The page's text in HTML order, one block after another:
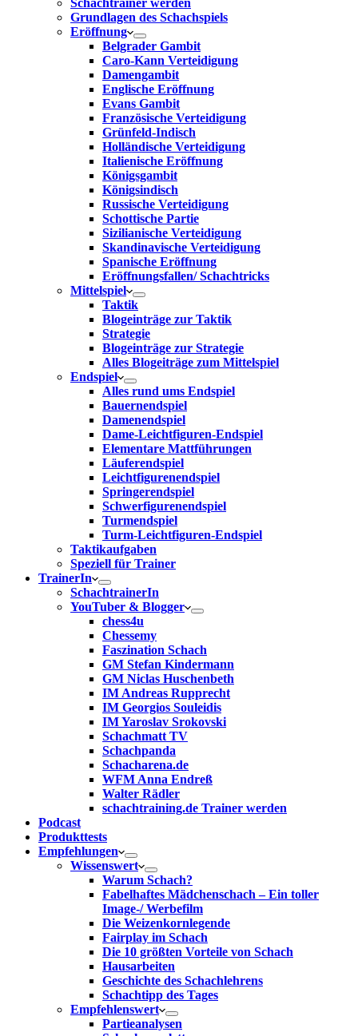
Schachtrainer werden
Grundlagen des Schachspiels
Eröffnung
Belgrader Gambit
Caro-Kann Verteidigung
Damengambit
Englische Eröffnung
Evans Gambit
Französische Verteidigung
Grünfeld-Indisch
Holländische Verteidigung
Italienische Eröffnung
Königsgambit
Königsindisch
Russische Verteidigung
Schottische Partie
Sizilianische Verteidigung
Skandinavische Verteidigung
Spanische Eröffnung
Eröffnungsfallen/ Schachtricks
Mittelspiel
Taktik
Blogeinträge zur Taktik
Strategie
Blogeinträge zur Strategie
Alles Blogeiträge zum Mittelspiel
Endspiel
Alles rund ums Endspiel
Bauernendspiel
Damenendspiel
Dame-Leichtfiguren-Endspiel
Elementare Mattführungen
Läuferendspiel
Leichtfigurenendspiel
Springerendspiel
Schwerfigurenendspiel
Turmendspiel
Turm-Leichtfiguren-Endspiel
Taktikaufgaben
Speziell für Trainer
TrainerIn
SchachtrainerIn
YouTuber & Blogger
chess4u
Chessemy
Faszination Schach
GM Stefan Kindermann
GM Niclas Huschenbeth
IM Andreas Rupprecht
IM Georgios Souleidis
IM Yaroslav Srokovski
Schachmatt TV
Schachpanda
Schacharena.de
WFM Anna Endreß
Walter Rädler
schachtraining.de Trainer werden
Podcast
Produkttests
Empfehlungen
Wissenswert
Warum Schach?
Fabelhaftes Mädchenschach – Ein toller
Image-/ Werbefilm
Die Weizenkornlegende
Fairplay im Schach
Die 10 größten Vorteile von Schach‎
Hausarbeiten
Geschichte des Schachlehrens
Schachtipp des Tages
Empfehlenswert
Partieanalysen